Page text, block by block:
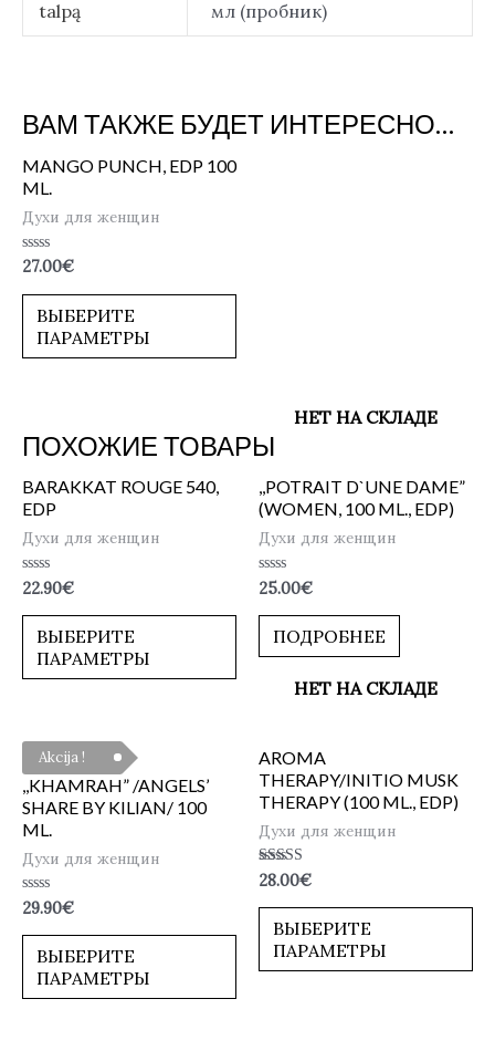
talpą
мл (пробник)
ВАМ ТАКЖЕ БУДЕТ ИНТЕРЕСНО…
MANGO PUNCH, EDP 100
ML.
Духи для женщин
Оценка
из
27.00€
ВЫБЕРИТЕ
ПАРАМЕТРЫ
ПОХОЖИЕ ТОВАРЫ
BARAKKAT ROUGE 540,
EDP
Духи для женщин
Оценка
0
из
22.90€
ВЫБЕРИТЕ
ПАРАМЕТРЫ
НЕТ НА СКЛАДЕ
,,POTRAIT D`UNE DAME”
(WOMEN, 100 ML., EDP)
Духи для женщин
Оценка
0
из
25.00€
ПОДРОБНЕЕ
Akcija !
,,KHAMRAH” /ANGELS’
SHARE BY KILIAN/ 100
ML.
Духи для женщин
Оценка
из
29.90€
ВЫБЕРИТЕ
ПАРАМЕТРЫ
НЕТ НА СКЛАДЕ
AROMA
THERAPY/INITIO MUSK
THERAPY (100 ML., EDP)
Духи для женщин
Оценка
из 5
28.00€
ВЫБЕРИТЕ
ПАРАМЕТРЫ